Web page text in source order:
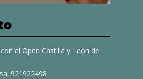
el Open Castilla y León de
921922498